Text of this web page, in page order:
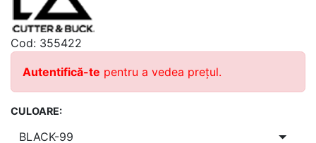
Cod: 355422
Autentifică-te pentru a vedea prețul.
CULOARE: